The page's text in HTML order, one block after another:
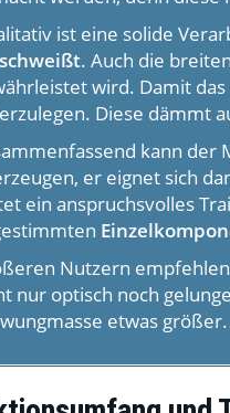
ist eine solide
. Auch die breiten
wird. Damit
Diese dämmt
kann der
er eignet sich
ein anspruchsvolles
Nutzern
nur optisch noch
etwas größer.